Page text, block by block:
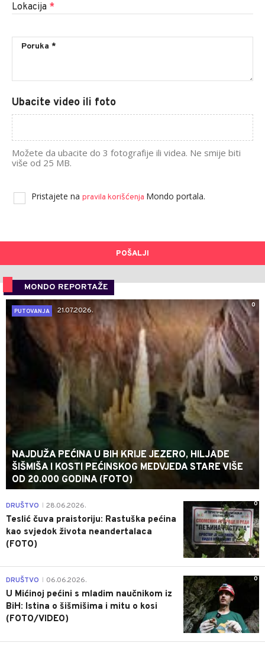
Lokacija *
Ubacite video ili foto
Možete da ubacite do 3 fotografije ili videa. Ne smije biti
više od 25 MB.
Pristajete na pravila korišćenja Mondo portala.
POŠALJI
MONDO REPORTAŽE
0
PUTOVANJA
21.07.2026.
NAJDUŽA PEĆINA U BIH KRIJE JEZERO, HILJADE
ŠIŠMIŠA I KOSTI PEĆINSKOG MEDVJEDA STARE VIŠE
OD 20.000 GODINA (FOTO)
0
DRUŠTVO 28.06.2026.
Teslić čuva praistoriju: Rastuška pećina
kao svjedok života neandertalaca
(FOTO)
0
DRUŠTVO 06.06.2026.
U Mićinoj pećini s mladim naučnikom iz
BiH: Istina o šišmišima i mitu o kosi
(FOTO/VIDEO)